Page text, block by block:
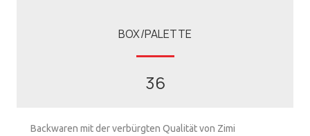
BOX/PALETTE
36
Backwaren mit der verbürgten Qualität von Zimi